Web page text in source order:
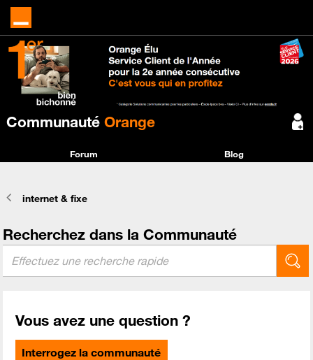
Communauté Orange
Forum Blog
internet & fixe
Recherchez dans la Communauté
Vous avez une question ?
Interrogez la communauté